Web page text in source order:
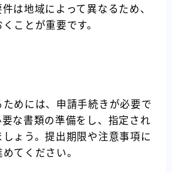
は地域によって異なるため、
ことが重要です。
めには、申請手続きが必要で
な書類の準備をし、指定され
ょう。提出期限や注意事項に
てください。